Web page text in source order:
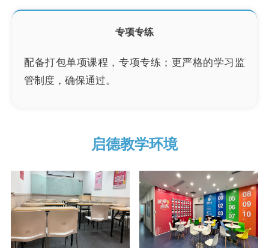
专项专练
配备打包单项课程，专项专练；更严格的学习监
管制度，确保通过。
启德教学环境